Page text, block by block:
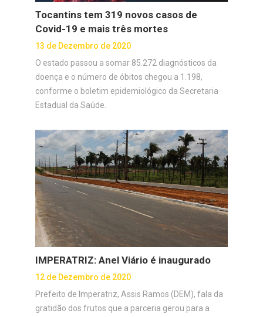
Tocantins tem 319 novos casos de
Covid-19 e mais três mortes
13 de Dezembro de 2020
O estado passou a somar 85.272 diagnósticos da
doença e o número de óbitos chegou a 1.198,
conforme o boletim epidemiológico da Secretaria
Estadual da Saúde.
IMPERATRIZ: Anel Viário é inaugurado
12 de Dezembro de 2020
Prefeito de Imperatriz, Assis Ramos (DEM), fala da
gratidão dos frutos que a parceria gerou para a